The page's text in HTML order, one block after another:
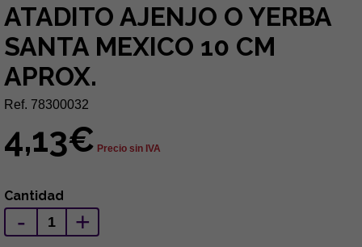
ATADITO AJENJO O YERBA
SANTA MEXICO 10 CM
APROX.
Ref. 78300032
4,13€ Precio sin IVA
Cantidad
- +